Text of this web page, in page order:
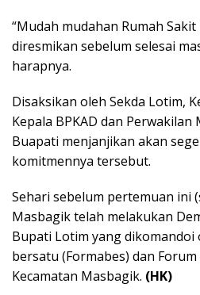
“Mudah mudahan Rumah
diresmikan sebelum selesai
harapnya.
Disaksikan oleh Sekda Lotim,
Kepala BPKAD dan
Buapati menjanjikan akan
komitmennya tersebut.
Sehari sebelum pertemuan ini
Masbagik telah melakukan
Bupati Lotim yang dikomandoi
bersatu (Formabes) dan Forum
Kecamatan Masbagik. (HK)